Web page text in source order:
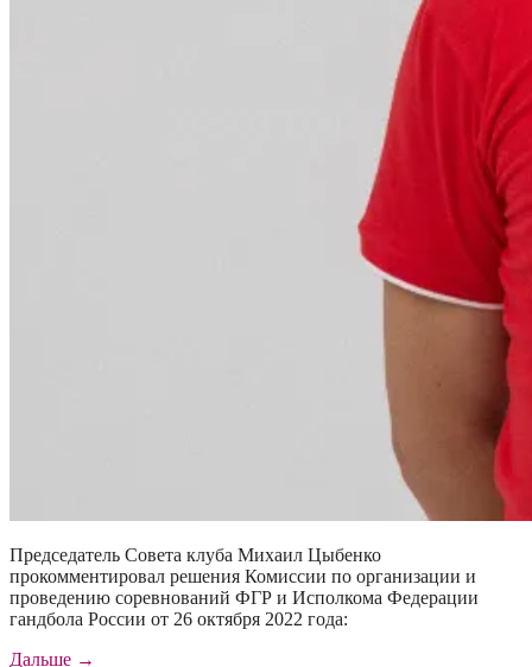
Председатель Совета клуба Михаил Цыбенко
прокомментировал решения Комиссии по организации и
проведению соревнований ФГР и Исполкома Федерации
гандбола России от 26 октября 2022 года:
Дальше «Михаил
→